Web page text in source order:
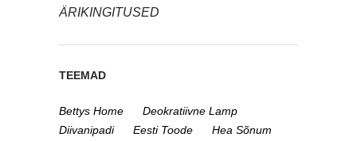
ÄRIKINGITUSED
TEEMAD
Bettys Home
Deokratiivne Lamp
Diivanipadi
Eesti Toode
Hea Sõnum